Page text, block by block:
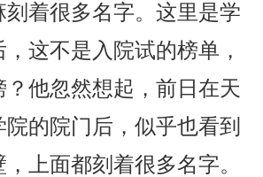
刻着很多名字。这里是学
这不是入院试的榜单，
？他忽然想起，前日在天
的院门后，似乎也看到
上面都刻着很多名字。